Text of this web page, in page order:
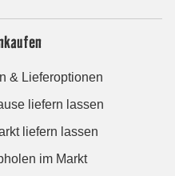
& Lieferoptionen
liefern lassen
liefern lassen
im Markt